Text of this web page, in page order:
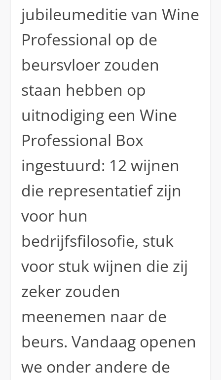
jubileumeditie van Wine
Professional op de
beursvloer zouden
staan hebben op
uitnodiging een Wine
Professional Box
ingestuurd: 12 wijnen
die representatief zijn
voor hun
bedrijfsfilosofie, stuk
voor stuk wijnen die zij
zeker zouden
meenemen naar de
beurs. Vandaag openen
we onder andere de